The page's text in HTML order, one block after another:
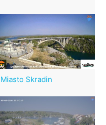
Miasto Skradin